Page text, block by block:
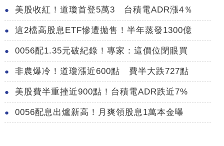
美股收紅！道瓊首登5萬3 台積電ADR漲4％
這2檔高股息ETF慘遭拋售！半年蒸發1300億
0056配1.35元破紀錄！專家：這價位閉眼買
非農爆冷！道瓊漲近600點 費半大跌727點
美股費半重挫近900點！台積電ADR跌近7%
0056配息出爐新高！月爽領股息1萬本金曝